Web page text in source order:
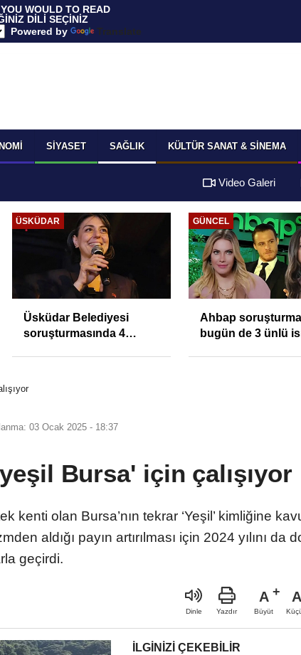
WOULD TO READ
DİLİ SEÇİNİZ
Powered by
Translate
SIYASET SAĞLIK KÜLTÜR SANAT & SINEMA
Video Galeri
GÜNCEL
Araçtan izmarit ve çöp
atanlara uyarı: Trafiğin
EKONOMI
TÜİK Temmuz
enflasyonunu
03 Ocak 2025 - 18:37
Bursa' için çalışıyor
olan Bursa’nın tekrar ‘Yeşil’ kimliğine
aldığı payın artırılması için 2024 yılını da
geçirdi.
Dinle Yazdır
A
Büyüt
A
İLGINIZI ÇEKEBILIR